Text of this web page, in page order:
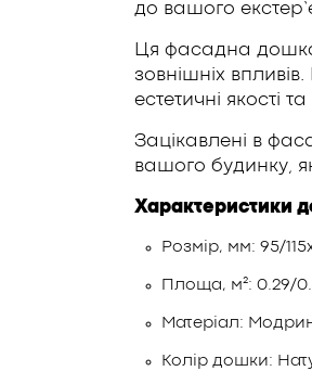
до вашого
Ця фасадна дошка
зовнішніх
естетичні якості
Зацікавлені в
вашого будинку,
Характеристики
Розмір, мм: 95/
Площа, м²: 0.29/
Матеріал:
Колір дошки: